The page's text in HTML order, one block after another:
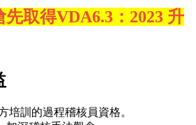
先取得VDA6.3：2023 升
培訓的過程稽核員資格。